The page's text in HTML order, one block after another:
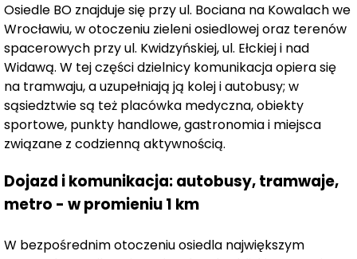
10,64m² w cenie 80 000 zł.
Apartamenty będą posiadać ogródek ogrodzony
żywopłotem, wykończony trawą z rolki z
rozprowadzonym systemem nawadniania, lub balkon
oraz taras wykończony płytkami.
Wysoki standard apartamentów gwarantuje
ogrzewanie podłogowe w całym mieszkaniu,
klimatyzacja, fotowolatika na dachu, ekologiczne i tanie
rozwiązanie pozyskania ciepła z użyciem pompy ciepła,
"zielone" dachy oraz wysokie okna zapewniające więcej
Osiedle BO znajduje się przy ul. Bociana na Kowalach we
Wrocławiu, w otoczeniu zieleni osiedlowej oraz terenów
spacerowych przy ul. Kwidzyńskiej, ul. Ełckiej i nad
Widawą. W tej części dzielnicy komunikacja opiera się
na tramwaju, a uzupełniają ją kolej i autobusy; w
sąsiedztwie są też placówka medyczna, obiekty
sportowe, punkty handlowe, gastronomia i miejsca
związane z codzienną aktywnością.
Dojazd i komunikacja: autobusy, tramwaje,
metro - w promieniu 1 km
W bezpośrednim otoczeniu osiedla największym